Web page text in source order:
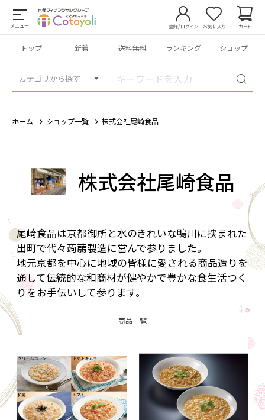
メニュー
カテゴリから探す
登録/ログイン お気に入り カート
トップ 新着 送料無料 ランキング ショップ
ホーム ショップ一覧 株式会社尾崎食品
株式会社尾崎食品
尾崎食品は京都御所と水のきれいな鴨川に挟まれた
出町で代々蒟蒻製造に営んで参りました。
地元京都を中心に地域の皆様に愛される商品造りを
通して伝統的な和商材が健やかで豊かな食生活つく
りをお手伝いして参ります。
商品一覧